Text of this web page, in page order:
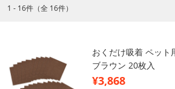
1 - 16件（全 16件）
おくだけ吸着 ペット
ブラウン 20枚入
¥3,868